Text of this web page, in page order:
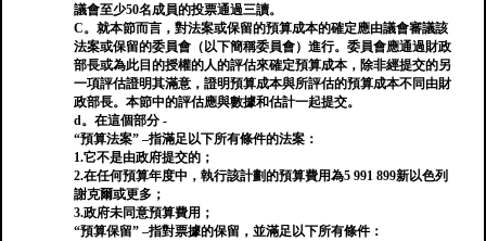
議會至少50名成員的投票通過三讀。
C。就本節而言，對法案或保留的預算成本的確定應由議會審議該
法案或保留的委員會（以下簡稱委員會）進行。委員會應通過財政
部長或為此目的授權的人的評估來確定預算成本，除非經提交的另
一項評估證明其滿意，證明預算成本與所評估的預算成本不同由財
政部長。本節中的評估應與數據和估計一起提交。
d。在這個部分 -
“預算法案” –指滿足以下所有條件的法案：
1.它不是由政府提交的；
2.在任何預算年度中，執行該計劃的預算費用為5 991 899新以色列
謝克爾或更多；
3.政府未同意預算費用；
“預算保留” –指對票據的保留，並滿足以下所有條件：